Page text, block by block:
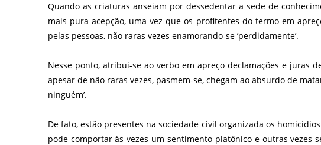
Quando as criaturas anseiam por dessedentar a sede de
mais pura acepção, uma vez que os profitentes do termo em
pelas pessoas, não raras vezes enamorando-se ’perdidamente’.
Nesse ponto, atribui-se ao verbo em apreço declamações e juras
apesar de não raras vezes, pasmem-se, chegam ao absurdo de
ninguém’.
De fato, estão presentes na sociedade civil organizada os
pode comportar às vezes um sentimento platônico e outras vezes